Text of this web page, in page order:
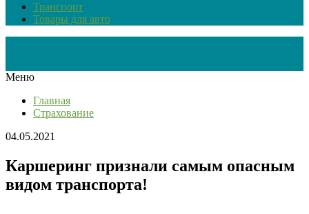
Транспорт
Товары для авто
Меню
Главная
Страхование
04.05.2021
Каршеринг признали самым опасным
видом транспорта!